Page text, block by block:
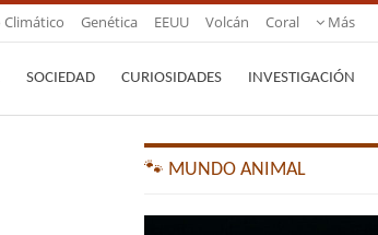
Climático Genética EEUU Volcán Coral Más
SOCIEDAD CURIOSIDADES INVESTIGACIÓN
🐾 MUNDO ANIMAL